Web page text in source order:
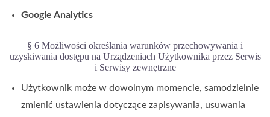
Google Analytics
§ 6 Możliwości określania warunków przechowywania i
uzyskiwania dostępu na Urządzeniach Użytkownika przez Serwis
i Serwisy zewnętrzne
Użytkownik może w dowolnym momencie, samodzielnie
zmienić ustawienia dotyczące zapisywania, usuwania